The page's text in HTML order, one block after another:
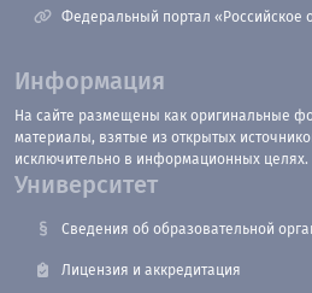
Федеральный портал «Российское
Информация
На сайте размещены как оригинальные
материалы, взятые из открытых
исключительно в информационных целях.
Университет
Сведения об образовательной
Лицензия и аккредитация